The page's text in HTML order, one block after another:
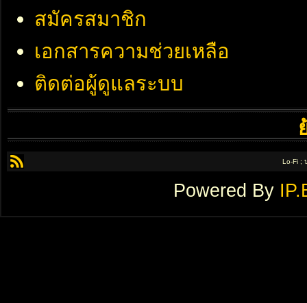
สมัครสมาชิก
เอกสารความช่วยเหลือ
ติดต่อผู้ดูแลระบบ
Lo-Fi ;
Powered By